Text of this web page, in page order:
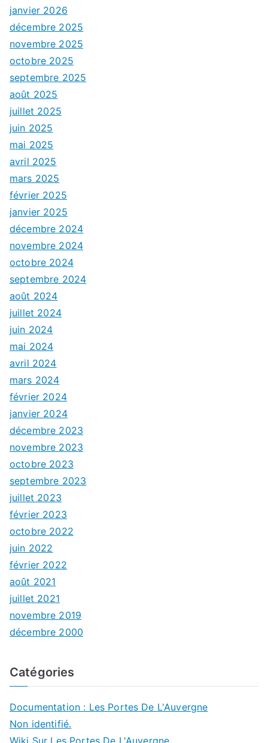
janvier 2026
décembre 2025
novembre 2025
octobre 2025
septembre 2025
août 2025
juillet 2025
juin 2025
mai 2025
avril 2025
mars 2025
février 2025
janvier 2025
décembre 2024
novembre 2024
octobre 2024
septembre 2024
août 2024
juillet 2024
juin 2024
mai 2024
avril 2024
mars 2024
février 2024
janvier 2024
décembre 2023
novembre 2023
octobre 2023
septembre 2023
juillet 2023
février 2023
octobre 2022
juin 2022
février 2022
août 2021
juillet 2021
novembre 2019
décembre 2000
Catégories
Documentation : Les Portes De L'Auvergne
Non identifié.
Wiki Sur Les Portes De L'Auvergne